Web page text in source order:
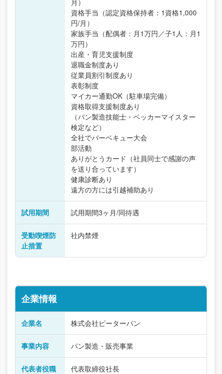
資格手当（認定資格保持者：1資格1,000
円/月）
家族手当（配偶者：月1万円／子1人：月1
万円）
出産・育児支援制度
退職金制度あり
従業員割引制度あり
表彰制度
マイカー通勤OK（駐車場完備）
資格取得支援制度あり
（パン製造技能士・ベッカーマイスター
検定など）
全社でバーベキュー大会
部活動
ありがとうカード（社員同士で感謝の声
を送り合っています）
健康診断あり
遠方の方には引越補助あり
試用期間 試用期間3ヶ月/同待遇
受動喫煙防
止措置
社内禁煙
企業情報
企業名 株式会社ピーターパン
事業内容 パン製造・販売事業
代表者役職 代表取締役社長